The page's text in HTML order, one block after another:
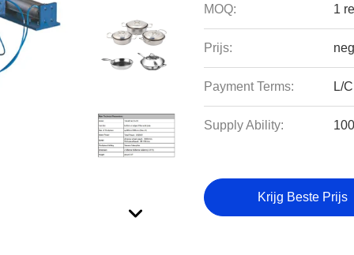
MOQ: 1
Prijs:
Payment Terms: L/
Supply Ability:
Krijg Beste Prijs